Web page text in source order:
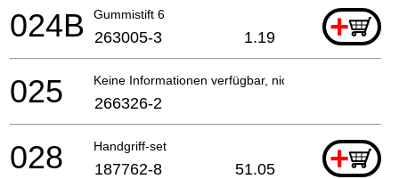
Gummistift 6 +
024B 263005-3 1.19
Keine Informationen verfügbar, nicht bestellbar
025 266326-2
Handgriff-set +
028 187762-8 51.05